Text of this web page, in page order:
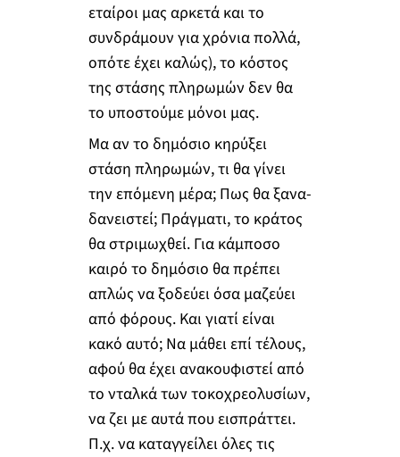
εταίροι μας αρκετά και το
συνδράμουν για χρόνια πολλά,
οπότε έχει καλώς), το κόστος
της στάσης πληρωμών δεν θα
το υποστούμε μόνοι μας.
Μα αν το δημόσιο κηρύξει
στάση πληρωμών, τι θα γίνει
την επόμενη μέρα; Πως θα ξανα-
δανειστεί; Πράγματι, το κράτος
θα στριμωχθεί. Για κάμποσο
καιρό το δημόσιο θα πρέπει
απλώς να ξοδεύει όσα μαζεύει
από φόρους. Και γιατί είναι
κακό αυτό; Να μάθει επί τέλους,
αφού θα έχει ανακουφιστεί από
το νταλκά των τοκοχρεολυσίων,
να ζει με αυτά που εισπράττει.
Π.χ. να καταγγείλει όλες τις